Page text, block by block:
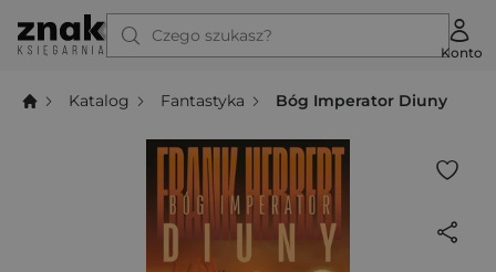
Czego szukasz?
Konto
Katalog Fantastyka Bóg Imperator Diuny